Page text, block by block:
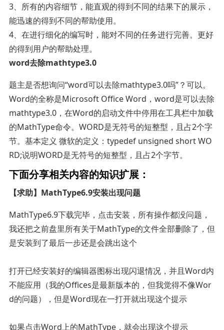
3、所有的内容细节，能直观的得到不同的结果下的展示，
能迅速的得到不同的帮助使用。
4、在进行细化的编写时，能对不同的任务进行完善。更好
的得到用户的帮助处理。
word去除mathtype3.0
题主是否想询问“word可以去除mathtype3.0吗”？可以。
Word的全称是Microsoft Office Word，word是可以去除
mathtype3.0，在Word的启动文件中停用在工具栏中加载
的MathType命令。WORD是无符号的短整型，且占2个字
节。基本定义 微软的定义：typedef unsigned short WO
RD;说明WORD是无符号的短整型，且占2个字节。
下面分享相关内容的知识扩展：
【求助】MathType6.9安装出现问题
MathType6.9下载完毕，点击安装，所有操作都没问题，
我还把之前盘里所有关于MathType的文件全部删除了，但
是安装到了最后一步还是会跳出这个
打开已经安装好的编辑器图标出现闪退情况，并且Word内
不能应用（我的Offices是最新版本的，但我觉得不像Wor
d的问题），但是Word现在一打开就出现这个提示
如果点击Word上的MathType，就会出现这个提示